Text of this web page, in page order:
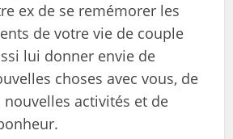
ex de se remémorer les
de votre vie de couple
lui donner envie de
choses avec vous, de
activités et de